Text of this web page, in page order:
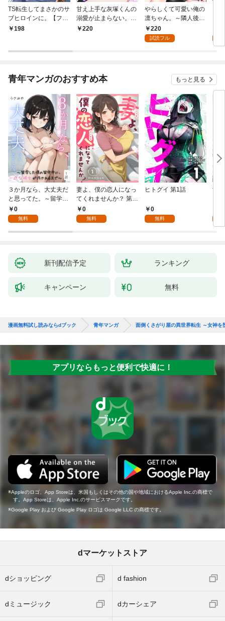
TS転生してまさかのサ
ブヒロインに。【フル
カラー】(1)
198
甘え上手な灰塚くんの
溺愛が止まらない。純
情で、健気で…絶倫！
220
やらしくて可愛い俺の
凛ちゃん。～隣人後輩
くんのイキすぎた執着
にハメ堕とされる～(1)
220
試読フル
ま
～
青年マンガのおすすめ本 もっと見る
３か月なら、大丈夫だ
と思ってた。～留学し
た僕の留守中に、一途
な彼女が汚されるまで
0
無料
妻よ、僕の恋人になっ
てくれませんか？ 第1
話0
無料
ヒトグイ 第1話
0
無料
世
新刊配信予定 ランキング
キャンペーン 無料
漫画無料試し読みならdブック 青年マンガ 面倒くさがり屋の異世界転生 ～女神
アプリならもっと便利で快適に！
Appleのロゴ、App Storeは、米国もしくはその他の国や地域におけるApple Inc.の商標で
す。App Storeは、Apple Inc.のサービスマークです。
Google Play および Google Play ロゴは Google LLC の商標です。
dマーケットストア
dショッピング d fashion
dミュージック dカーシェア